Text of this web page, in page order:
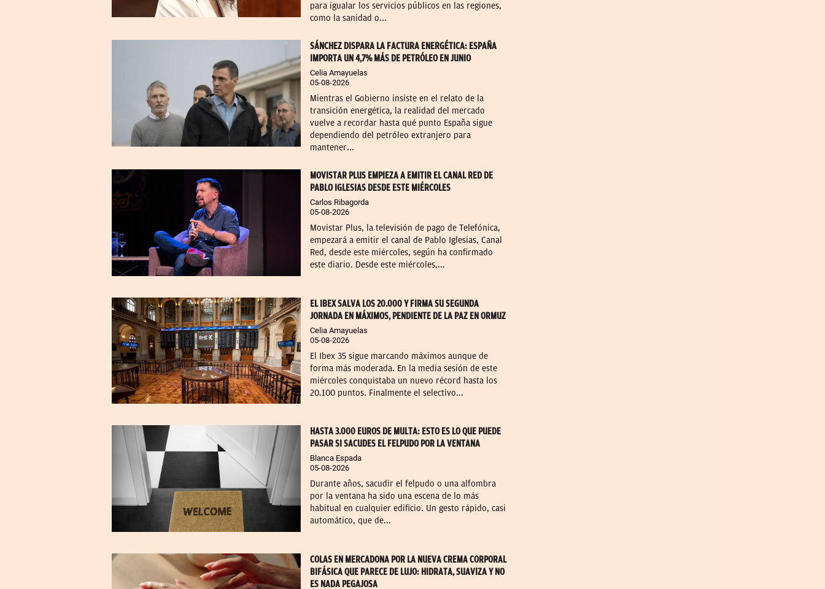
para igualar los servicios públicos en las regiones,
como la sanidad o...
SÁNCHEZ DISPARA LA FACTURA ENERGÉTICA: ESPAÑA
IMPORTA UN 4,7% MÁS DE PETRÓLEO EN JUNIO
Celia Amayuelas
05-08-2026
Mientras el Gobierno insiste en el relato de la
transición energética, la realidad del mercado
vuelve a recordar hasta qué punto España sigue
dependiendo del petróleo extranjero para
mantener...
MOVISTAR PLUS EMPIEZA A EMITIR EL CANAL RED DE
PABLO IGLESIAS DESDE ESTE MIÉRCOLES
Carlos Ribagorda
05-08-2026
Movistar Plus, la televisión de pago de Telefónica,
empezará a emitir el canal de Pablo Iglesias, Canal
Red, desde este miércoles, según ha confirmado
este diario. Desde este miércoles,...
EL IBEX SALVA LOS 20.000 Y FIRMA SU SEGUNDA
JORNADA EN MÁXIMOS, PENDIENTE DE LA PAZ EN ORMUZ
Celia Amayuelas
05-08-2026
El Ibex 35 sigue marcando máximos aunque de
forma más moderada. En la media sesión de este
miércoles conquistaba un nuevo récord hasta los
20.100 puntos. Finalmente el selectivo...
HASTA 3.000 EUROS DE MULTA: ESTO ES LO QUE PUEDE
PASAR SI SACUDES EL FELPUDO POR LA VENTANA
Blanca Espada
05-08-2026
Durante años, sacudir el felpudo o una alfombra
por la ventana ha sido una escena de lo más
habitual en cualquier edificio. Un gesto rápido, casi
automático, que de...
COLAS EN MERCADONA POR LA NUEVA CREMA CORPORAL
BIFÁSICA QUE PARECE DE LUJO: HIDRATA, SUAVIZA Y NO
ES NADA PEGAJOSA